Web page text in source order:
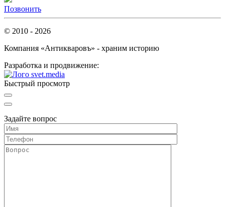
Позвонить
© 2010 - 2026
Компания «Антикваровъ» - храним историю
Разработка и продвижение:
Быстрый просмотр
Задайте вопрос